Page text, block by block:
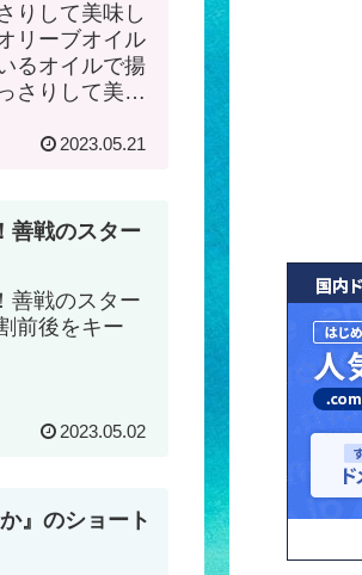
りして美味し
リーブオイル
るオイルで揚
さりして美味
2023.05.21
善戦のスター
善戦のスター
前後をキー
2023.05.02
』のショート